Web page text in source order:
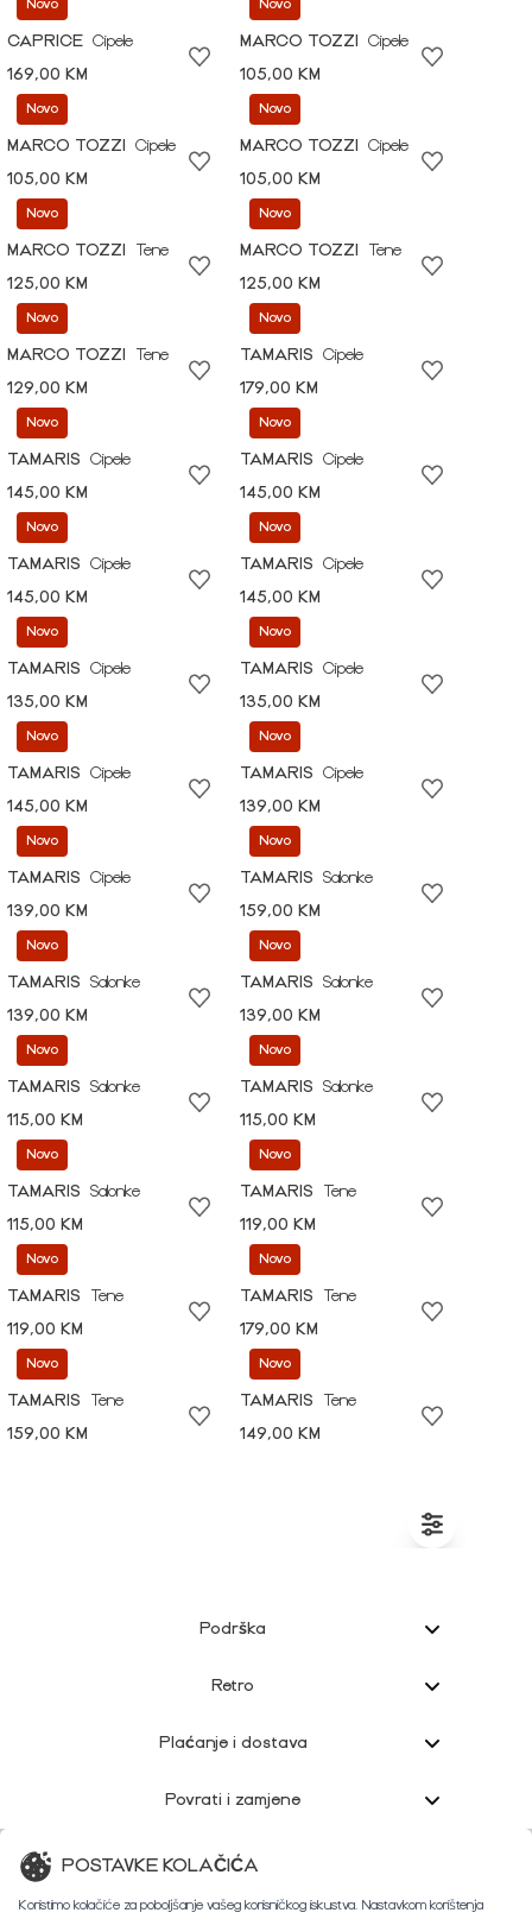
Novo
CAPRICE Cipele
169,00 KM
Novo
MARCO TOZZI
Cipele
105,00 KM
Novo
MARCO TOZZI
Cipele
105,00 KM
Novo
MARCO TOZZI
Cipele
105,00 KM
Novo
MARCO TOZZI
Tene
125,00 KM
Novo
MARCO TOZZI
Tene
125,00 KM
Novo
MARCO TOZZI
Tene
129,00 KM
Novo
TAMARIS
Cipele
179,00 KM
Novo
TAMARIS
Cipele
145,00 KM
Novo
TAMARIS
Cipele
145,00 KM
Novo
TAMARIS
Cipele
145,00 KM
Novo
TAMARIS
Cipele
145,00 KM
Novo
TAMARIS
Cipele
135,00 KM
Novo
TAMARIS
Cipele
135,00 KM
Novo
TAMARIS
Cipele
145,00 KM
Novo
TAMARIS
Cipele
139,00 KM
Novo
TAMARIS
Cipele
139,00 KM
Novo
TAMARIS
Salonke
159,00 KM
Novo
TAMARIS
Salonke
139,00 KM
Novo
TAMARIS
Salonke
139,00 KM
Novo
TAMARIS
Salonke
115,00 KM
Novo
TAMARIS
Salonke
115,00 KM
Novo
TAMARIS
Salonke
115,00 KM
Novo
TAMARIS
Tene
119,00 KM
Novo
TAMARIS
Tene
119,00 KM
Novo
TAMARIS
Tene
179,00 KM
Novo
TAMARIS
Tene
159,00 KM
Novo
TAMARIS
Tene
149,00 KM
Podrška
Retro
Plaćanje i dostava
Povrati i zamjene
Korisnička podrška
POSTAVKE KOLAČIĆA
Koristimo kolačiće za poboljšanje vašeg korisničkog iskustva. Nastavkom korištenja